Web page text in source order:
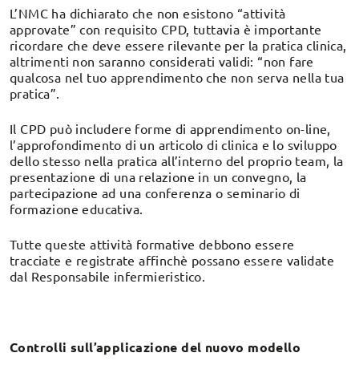
L’NMC ha dichiarato che non esistono “attività
approvate” con requisito CPD, tuttavia è importante
ricordare che deve essere rilevante per la pratica clinica,
altrimenti non saranno considerati validi: “non fare
qualcosa nel tuo apprendimento che non serva nella tua
pratica”.
Il CPD può includere forme di apprendimento on-line,
l’approfondimento di un articolo di clinica e lo sviluppo
dello stesso nella pratica all’interno del proprio team, la
presentazione di una relazione in un convegno, la
partecipazione ad una conferenza o seminario di
formazione educativa.
Tutte queste attività formative debbono essere
tracciate e registrate affinchè possano essere validate
dal Responsabile infermieristico.
Controlli sull’applicazione del nuovo modello